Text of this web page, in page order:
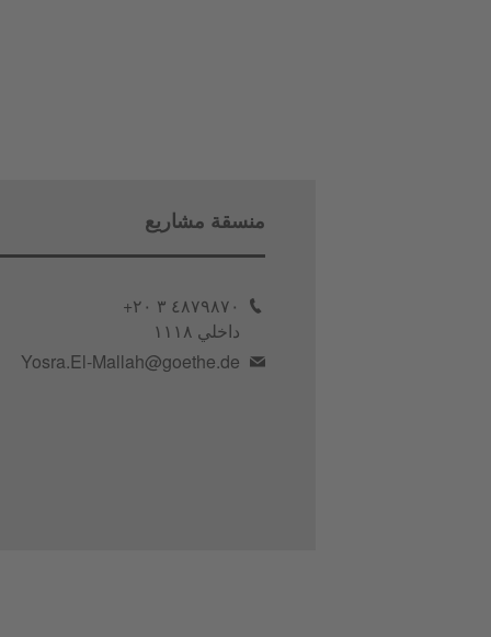
منسقة مشاريع
٤٨٧٩٨٧٠ ٣ ٢٠+
داخلي ١١١٨
Yosra.El-Mallah@goethe.de